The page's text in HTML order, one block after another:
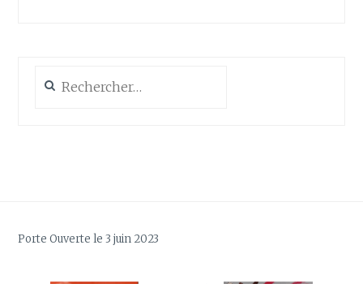
Porte Ouverte le 3 juin 2023